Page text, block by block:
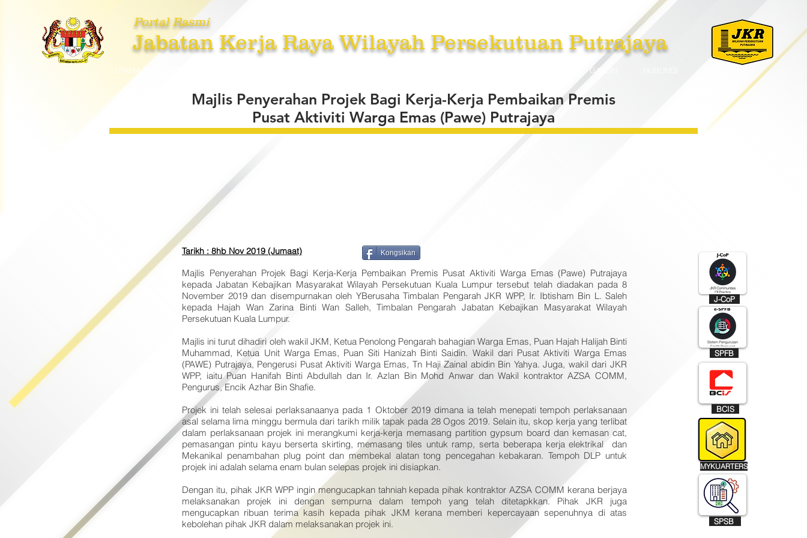
Portal Rasmi
Jabatan Kerja Raya Wilayah Persekutuan Putrajaya
UTAMA GALERI
J-CoP
SPFB
BCIS
MYKUARTERS
SPSB
Majlis Penyerahan Projek Bagi Kerja-Kerja Pembaikan Premis
Pusat Aktiviti Warga Emas (Pawe) Putrajaya
Tarikh : 8hb Nov 2019 (Jumaat)
Majlis Penyerahan Projek Bagi Kerja-Kerja Pembaikan Premis Pusat Aktiviti Warga Emas (Pawe) Putrajaya
kepada Jabatan Kebajikan Masyarakat Wilayah Persekutuan Kuala Lumpur tersebut telah diadakan pada 8
November 2019 dan disempurnakan oleh YBerusaha Timbalan Pengarah JKR WPP, Ir. Ibtisham Bin L. Saleh
kepada Hajah Wan Zarina Binti Wan Salleh, Timbalan Pengarah Jabatan Kebajikan Masyarakat Wilayah
Persekutuan Kuala Lumpur.
Majlis ini turut dihadiri oleh wakil JKM, Ketua Penolong Pengarah bahagian Warga Emas, Puan Hajah Halijah Binti
Muhammad, Ketua Unit Warga Emas, Puan Siti Hanizah Binti Saidin. Wakil dari Pusat Aktiviti Warga Emas
(PAWE) Putrajaya, Pengerusi Pusat Aktiviti Warga Emas, Tn Haji Zainal abidin Bin Yahya. Juga, wakil dari JKR
WPP, iaitu Puan Hanifah Binti Abdullah dan Ir. Azlan Bin Mohd Anwar dan Wakil kontraktor AZSA COMM,
Pengurus, Encik Azhar Bin Shafie.
Projek ini telah selesai perlaksanaanya pada 1 Oktober 2019 dimana ia telah menepati tempoh perlaksanaan
asal selama lima minggu bermula dari tarikh milik tapak pada 28 Ogos 2019. Selain itu, skop kerja yang terlibat
dalam perlaksanaan projek ini merangkumi kerja-kerja memasang partition gypsum board dan kemasan cat,
pemasangan pintu kayu berserta skirting, memasang tiles untuk ramp, serta beberapa kerja elektrikal dan
Mekanikal penambahan plug point dan membekal alatan tong pencegahan kebakaran. Tempoh DLP untuk
projek ini adalah selama enam bulan selepas projek ini disiapkan.
Dengan itu, pihak JKR WPP ingin mengucapkan tahniah kepada pihak kontraktor AZSA COMM kerana berjaya
melaksanakan projek ini dengan sempurna dalam tempoh yang telah ditetapkkan. Pihak JKR juga
mengucapkan ribuan terima kasih kepada pihak JKM kerana memberi kepercayaan sepenuhnya di atas
kebolehan pihak JKR dalam melaksanakan projek ini.
Kongsikan